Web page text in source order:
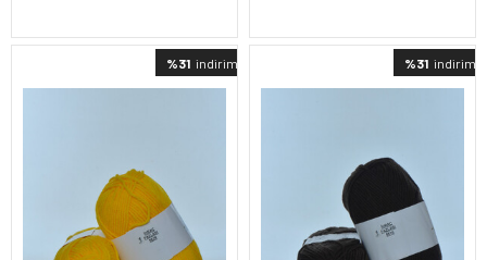
%31 indirimli %31 indirimli